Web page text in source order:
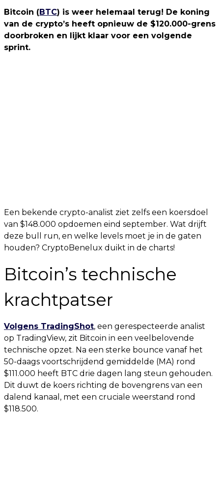
Bitcoin (BTC) is weer helemaal terug! De koning
van de crypto’s heeft opnieuw de $120.000-grens
doorbroken en lijkt klaar voor een volgende
sprint.
Een bekende crypto-analist ziet zelfs een koersdoel
van $148.000 opdoemen eind september. Wat drijft
deze bull run, en welke levels moet je in de gaten
houden? CryptoBenelux duikt in de charts!
Bitcoin’s technische
krachtpatser
Volgens TradingShot, een gerespecteerde analist
op TradingView, zit Bitcoin in een veelbelovende
technische opzet. Na een sterke bounce vanaf het
50-daags voortschrijdend gemiddelde (MA) rond
$111.000 heeft BTC drie dagen lang steun gehouden.
Dit duwt de koers richting de bovengrens van een
dalend kanaal, met een cruciale weerstand rond
$118.500.